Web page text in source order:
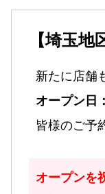
【埼玉地
新たに店舗
オープン日
皆様のご予
オープンを